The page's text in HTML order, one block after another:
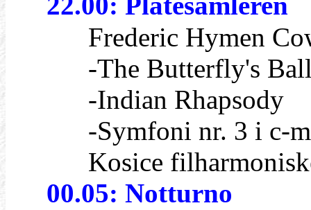
Frederic Hymen
-The Butterfly's
-Indian Rhapsody
-Symfoni nr. 3 i c-
Kosice
00.05: Notturno